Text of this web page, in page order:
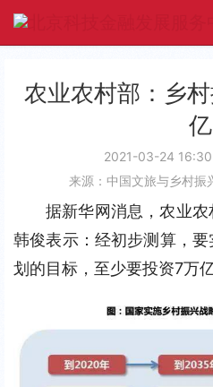
农业农村部：乡
亿
2021-03-24 16:30
来源：中国文旅与乡村振
据新华网消息，农业
韩俊表示：经初步测算，
划的目标，至少要投资7万亿